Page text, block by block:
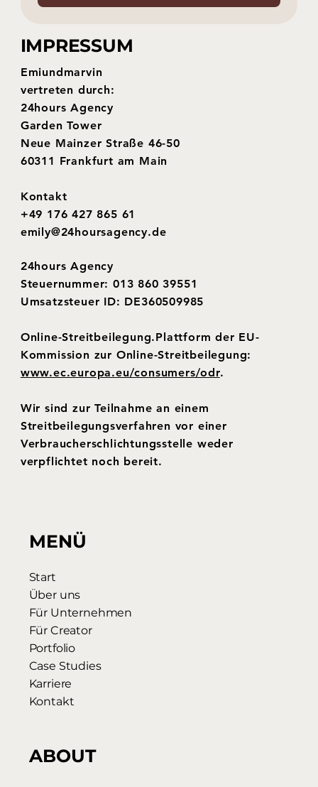
IMPRESSUM
Emiundmarvin
vertreten durch:
24hours Agency
Garden Tower
Neue Mainzer Straße 46-50
60311 Frankfurt am Main
Kontakt
+49 176 427 865 61
emily@24hoursagency.de
24hours Agency
Steuernummer: 013 860 39551
Umsatzsteuer ID: DE360509985
Online-​Streitbeilegung.Plattform der EU-​
Kommission zur Online-​Streitbeilegung:
www.ec.europa.eu/consumers/odr.
Wir sind zur Teilnahme an einem
Streitbeilegungsverfahren vor einer
Verbraucherschlichtungsstelle weder
verpflichtet noch bereit.
ABOUT
MENÜ
Start
Über uns
Für Unternehmen
Für Creator
Portfolio
Case Studies
Karriere
Kontakt